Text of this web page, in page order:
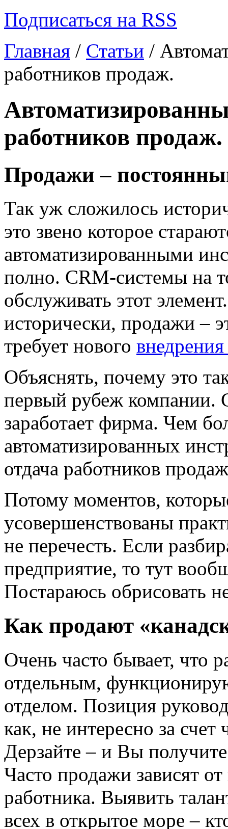
Подписаться на RSS
Главная / Статьи /
работников продаж.
работников продаж.
Продажи –
Так уж сложилось
это звено которое
автоматизированными
полно. CRM-системы на
обслуживать этот
исторически, продажи –
требует нового
Объяснять, почему это
первый рубеж компании.
заработает фирма. Чем
автоматизированных
отдача работников
Потому моментов,
усовершенствованы
не перечесть. Если
предприятие, то тут
Постараюсь обрисовать
Как продают
Очень часто бывает, что
отдельным,
отделом. Позиция
как, не интересно за
Дерзайте – и Вы
Часто продажи зависят
работника. Выявить
всех в открытое море –